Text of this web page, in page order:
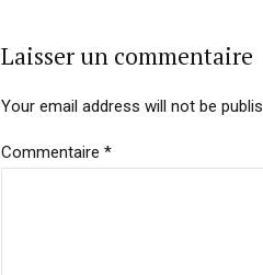
Laisser un commentaire
Your email address will not be
Commentaire *